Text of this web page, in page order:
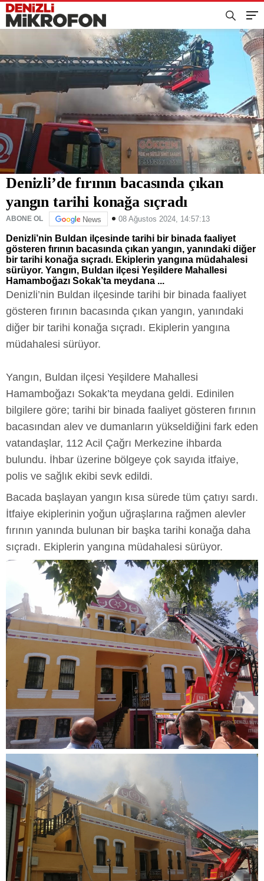
Denizli’de fırının bacasında çıkan
yangın tarihi konağa sıçradı
ABONE OL News 08 Ağustos 2024, 14:57:13
Denizli’nin Buldan ilçesinde tarihi bir binada faaliyet
gösteren fırının bacasında çıkan yangın, yanındaki diğer
bir tarihi konağa sıçradı. Ekiplerin yangına müdahalesi
sürüyor. Yangın, Buldan ilçesi Yeşildere Mahallesi
Hamamboğazı Sokak’ta meydana ...
Denizli’nin Buldan ilçesinde tarihi bir binada faaliyet
gösteren fırının bacasında çıkan yangın, yanındaki
diğer bir tarihi konağa sıçradı. Ekiplerin yangına
müdahalesi sürüyor.
Yangın, Buldan ilçesi Yeşildere Mahallesi
Hamamboğazı Sokak’ta meydana geldi. Edinilen
bilgilere göre; tarihi bir binada faaliyet gösteren fırının
bacasından alev ve dumanların yükseldiğini fark eden
vatandaşlar, 112 Acil Çağrı Merkezine ihbarda
bulundu. İhbar üzerine bölgeye çok sayıda itfaiye,
polis ve sağlık ekibi sevk edildi.
Bacada başlayan yangın kısa sürede tüm çatıyı sardı.
İtfaiye ekiplerinin yoğun uğraşlarına rağmen alevler
fırının yanında bulunan bir başka tarihi konağa daha
sıçradı. Ekiplerin yangına müdahalesi sürüyor.